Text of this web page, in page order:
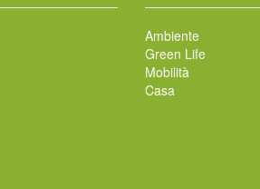
Ambiente
Green Life
Mobilità
Casa